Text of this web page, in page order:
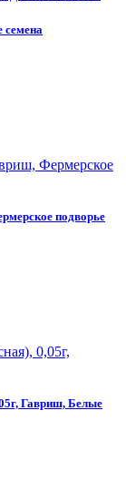
семена
подворье
Гавриш, Белые